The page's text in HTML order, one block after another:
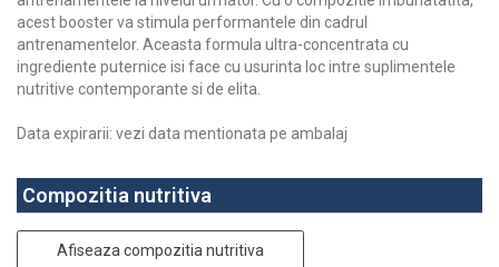
acest booster va stimula performantele din cadrul
antrenamentelor. Aceasta formula ultra-concentrata cu
ingrediente puternice isi face cu usurinta loc intre suplimentele
nutritive contemporante si de elita.
Data expirarii: vezi data mentionata pe ambalaj
Compozitia nutritiva
Afiseaza compozitia nutritiva